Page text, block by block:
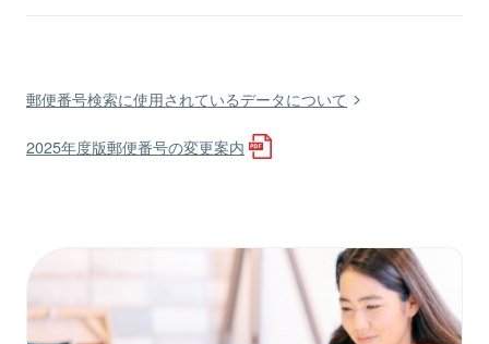
郵便番号検索に使用されているデータについて
2025年度版郵便番号の変更案内